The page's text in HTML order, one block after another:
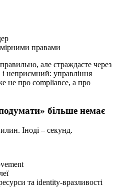
правами
але страждаєте через
неприємний: управління
не про compliance, а про
більше немає
Іноді – секунд.
та identity-вразливості